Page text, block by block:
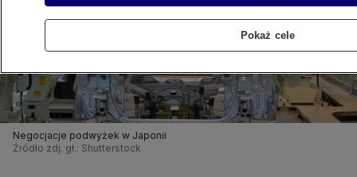
Negocjacje podwyżek w Japonii
Źródło zdj. gł.: Shutterstock
Pokaż cele